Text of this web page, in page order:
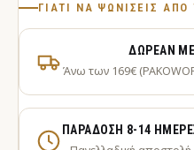
ΓΙΑΤΊ ΝΑ ΨΩΝΊΣΕΙΣ ΑΠΌ
ΔΩΡΕΆΝ
Άνω των 169€
ΠΑΡΆΔΟΣΗ 8-14